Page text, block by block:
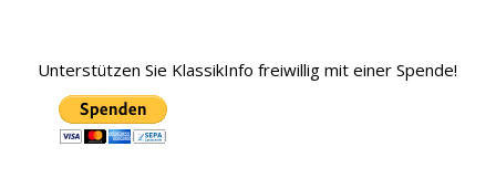
Unterstützen Sie KlassikInfo freiwillig mit einer Spende!